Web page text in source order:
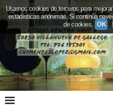
Usamos cookies de terceros para
estadísticas anónimas. Si continúa
de cookies. OK